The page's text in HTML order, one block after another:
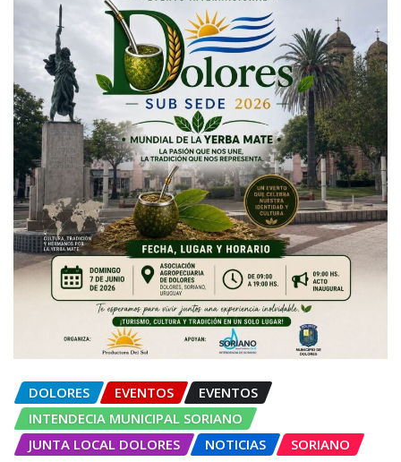
DOLORES EVENTOS
EVENTOS
INTENDECIA MUNICIPAL SORIANO
JUNTA LOCAL DOLORES
NOTICIAS SORIANO